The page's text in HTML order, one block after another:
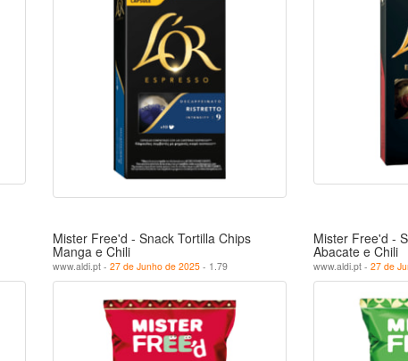
Mister Free'd - Snack Tortilla Chips
Manga e Chili
www.aldi.pt - 27 de Junho de 2025- 1.79
Mister Free'd -
Abacate e Chili
www.aldi.pt - 27 de